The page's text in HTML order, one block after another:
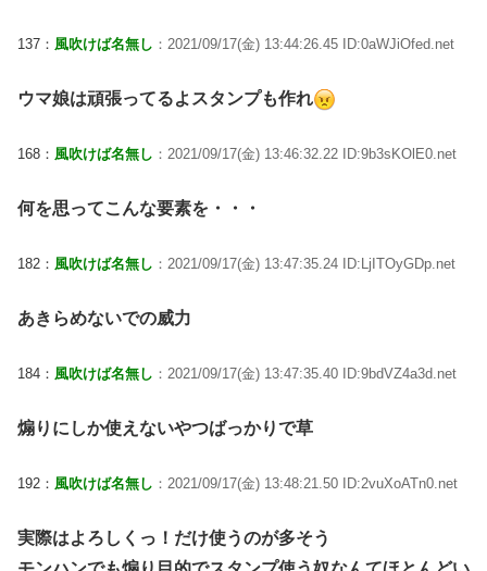
137： 風吹けば名無し ：2021/09/17(金) 13:44:26.45 ID:0aWJiOfed.net
ウマ娘は頑張ってるよスタンプも作れ
168： 風吹けば名無し ：2021/09/17(金) 13:46:32.22 ID:9b3sKOlE0.net
何を思ってこんな要素を・・・
182： 風吹けば名無し ：2021/09/17(金) 13:47:35.24 ID:LjITOyGDp.net
あきらめないでの威力
184： 風吹けば名無し ：2021/09/17(金) 13:47:35.40 ID:9bdVZ4a3d.net
煽りにしか使えないやつばっかりで草
192： 風吹けば名無し ：2021/09/17(金) 13:48:21.50 ID:2vuXoATn0.net
実際はよろしくっ！だけ使うのが多そう